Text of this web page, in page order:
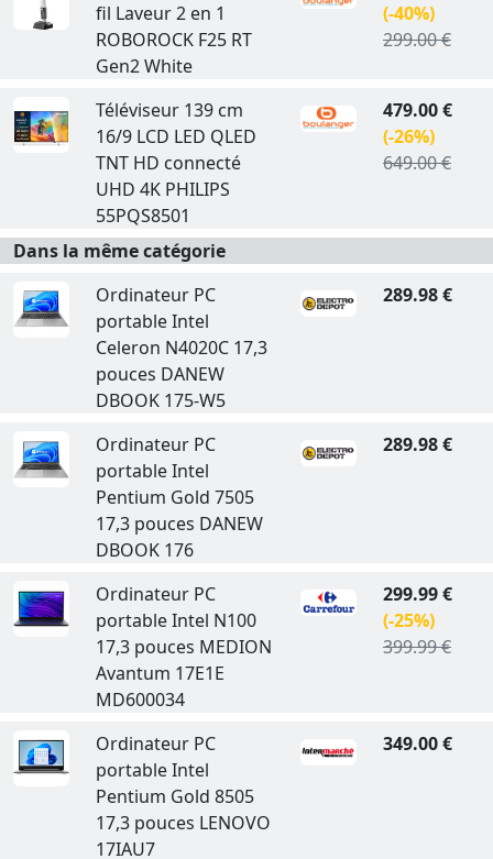
fil Laveur 2 en 1
ROBOROCK F25 RT
Gen2 White
(-40%)
299.00 €
Téléviseur 139 cm
16/9 LCD LED QLED
TNT HD connecté
UHD 4K PHILIPS
55PQS8501
479.00 €
(-26%)
649.00 €
Dans la même catégorie
Ordinateur PC
portable Intel
Celeron N4020C 17,3
pouces DANEW
DBOOK 175-W5
289.98 €
Ordinateur PC
portable Intel
Pentium Gold 7505
17,3 pouces DANEW
DBOOK 176
289.98 €
Ordinateur PC
portable Intel N100
17,3 pouces MEDION
Avantum 17E1E
MD600034
299.99 €
(-25%)
399.99 €
Ordinateur PC
portable Intel
Pentium Gold 8505
17,3 pouces LENOVO
17IAU7
349.00 €